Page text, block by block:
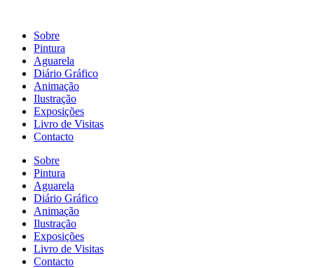
Sobre
Pintura
Aguarela
Diário Gráfico
Animação
Ilustração
Exposições
Livro de Visitas
Contacto
Sobre
Pintura
Aguarela
Diário Gráfico
Animação
Ilustração
Exposições
Livro de Visitas
Contacto